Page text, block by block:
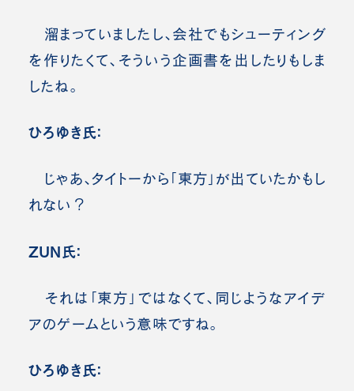
溜まっていましたし、会社でもシューティング
を作りたくて、そういう企画書を出したりもしま
したね。
ひろゆき氏：
じゃあ、タイトーから「東方」が出ていたかもし
れない？
ZUN氏：
それは「東方」ではなくて、同じようなアイデ
アのゲームという意味ですね。
ひろゆき氏：